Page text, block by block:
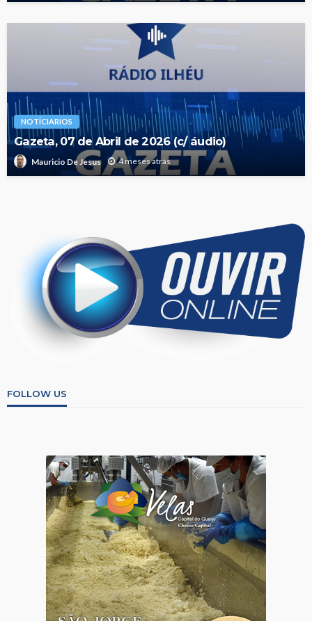
NOTÍCIARIOS
Gazeta, 07 de Abril de 2026 (c/ áudio)
Mauricio De Jesus 4 meses atrás
FOLLOW US